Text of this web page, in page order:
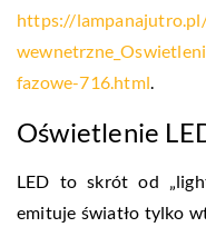
https://lampanajutro.pl/
fazowe-716.html
Oświetlenie
LED to skrót od
emituje światło tylko